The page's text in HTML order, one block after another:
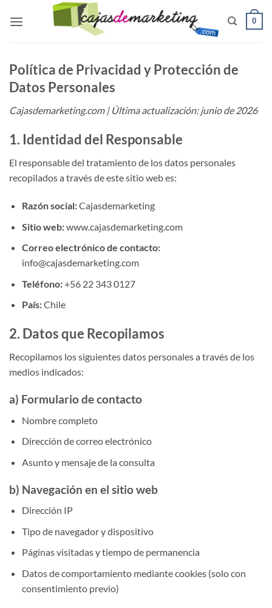
0
Política de Privacidad y Protección de
Datos Personales
Cajasdemarketing.com | Última actualización: junio de 2026
1. Identidad del Responsable
El responsable del tratamiento de los datos personales
recopilados a través de este sitio web es:
Razón social:Cajasdemarketing
Sitio web:www.cajasdemarketing.com
Correo electrónico de contacto:
info@cajasdemarketing.com
Teléfono:+56 22 343 0127
País:Chile
2. Datos que Recopilamos
Recopilamos los siguientes datos personales a través de los
medios indicados:
a) Formulario de contacto
Nombre completo
Dirección de correo electrónico
Asunto y mensaje de la consulta
b) Navegación en el sitio web
Dirección IP
Tipo de navegador y dispositivo
Páginas visitadas y tiempo de permanencia
Datos de comportamiento mediante cookies (solo con
consentimiento previo)